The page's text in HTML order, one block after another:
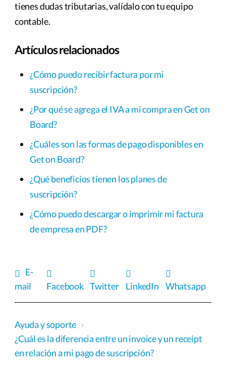
tienes dudas tributarias, valídalo con tu equipo
contable.
Artículos relacionados
¿Cómo puedo recibir factura por mi
suscripción?
¿Por qué se agrega el IVA a mi compra en Get on
Board?
¿Cuáles son las formas de pago disponibles en
Get on Board?
¿Qué beneficios tienen los planes de
suscripción?
¿Cómo puedo descargar o imprimir mi factura
de empresa en PDF?
E-
mail
Facebook Twitter LinkedIn Whatsapp
Ayuda y soporte ›
¿Cuál es la diferencia entre un invoice y un receipt
en relación a mi pago de suscripción?